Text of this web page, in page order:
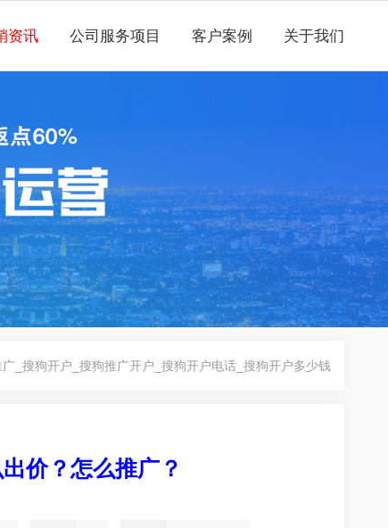
资讯 公司服务项目 客户案例 关于我们
_搜狗开户_搜狗推广开户_搜狗开户电话_搜狗开户多少钱
价？怎么推广？